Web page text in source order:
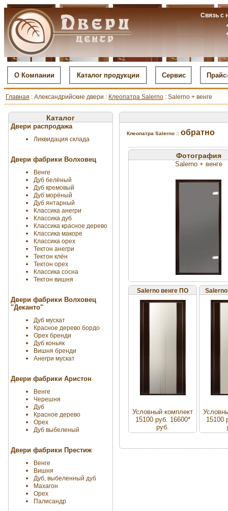
Связь с
О Компании Каталог продукции Сервис
Главная : Александрийские двери : Клеопатра Salerno : Salerno + венге
Каталог
Двери распродажа
Ликвидация склада
Двери фабрики Волховец
Венге
Дуб белёный
Дуб кремовый
Дуб морёный
Дуб янтарный
Классика анегри
Классика дуб
Классика красное дерево
Классика макоре
Классика орех
Тектон анегри
Тектон клён
Тектон орех
Классика сосна
Тектон вишня
Двери фабрики Волховец
"Деканто"
Дуб мускат
Красное дерево бордо
Орех бренди
Дуб коньяк
Вишня бренди
Анегри мускат
Двери фабрики Аристон
Венге
Черешня
Дуб
Красное дерево
Орех
Дуб выбеленый
Двери фабрики Престиж
Венге
Вишня
Дуб, выбеленный дуб
Махагон
Орех
Палисандр
Клеопатра Salerno :: обратно
Фотография
Salerno + венге
Salerno венге ПО
Условный комплект
15100 руб. 16600*
руб.
15100